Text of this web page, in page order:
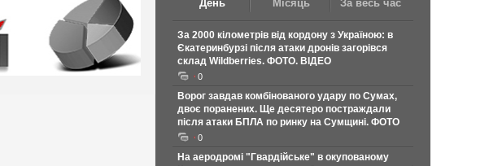
День Місяць За весь час
За 2000 кілометрів від кордону з Україною: в
Єкатеринбурзі після атаки дронів загорівся
склад Wildberries. ФОТО. ВІДЕО
0
Ворог завдав комбінованого удару по Сумах,
двоє поранених. Ще десятеро постраждали
після атаки БПЛА по ринку на Сумщині. ФОТО
0
На аеродромі "Гвардійське" в окупованому